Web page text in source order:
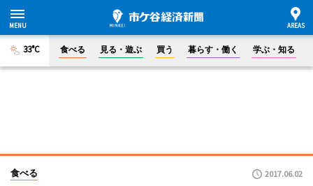
33°C 食べる 見る・遊ぶ 買う 暮らす・働く 学ぶ・知る
食べる 2017.06.02